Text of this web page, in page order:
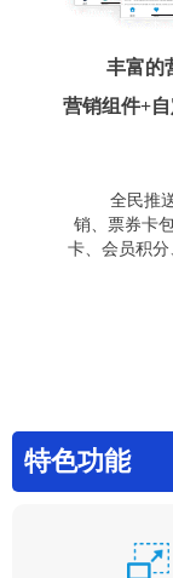
丰富的
营销组件+
全民推
销、票券卡
卡、会员积
特色功能